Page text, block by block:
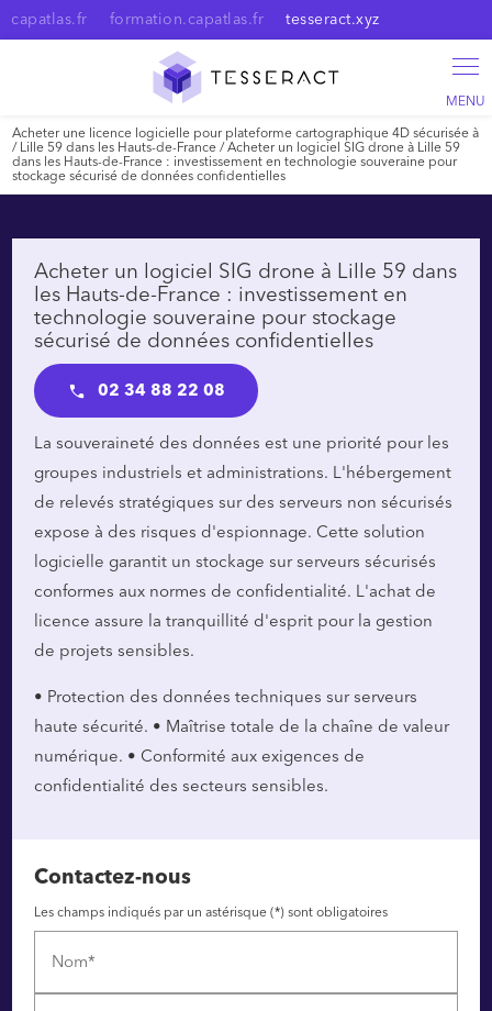
capatlas.fr formation.capatlas.fr tesseract.xyz
Acheter une licence logicielle pour plateforme cartographique 4D sécurisée à
/ Lille 59 dans les Hauts-de-France / Acheter un logiciel SIG drone à Lille 59
dans les Hauts-de-France : investissement en technologie souveraine pour
stockage sécurisé de données confidentielles
Acheter un logiciel SIG drone à Lille 59 dans
les Hauts-de-France : investissement en
technologie souveraine pour stockage
sécurisé de données confidentielles
02 34 88 22 08
La souveraineté des données est une priorité pour les
groupes industriels et administrations. L'hébergement
de relevés stratégiques sur des serveurs non sécurisés
expose à des risques d'espionnage. Cette solution
logicielle garantit un stockage sur serveurs sécurisés
conformes aux normes de confidentialité. L'achat de
licence assure la tranquillité d'esprit pour la gestion
de projets sensibles.
• Protection des données techniques sur serveurs
haute sécurité. • Maîtrise totale de la chaîne de valeur
numérique. • Conformité aux exigences de
confidentialité des secteurs sensibles.
Contactez-nous
Les champs indiqués par un astérisque (*) sont obligatoires
Nom*
Panneau de gestion des cookies